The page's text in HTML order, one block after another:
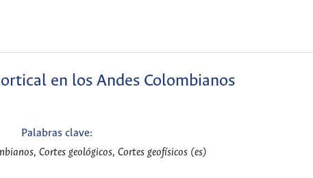
en los Andes Colombianos
Palabras clave:
Cortes geológicos, Cortes geofísicos (es)